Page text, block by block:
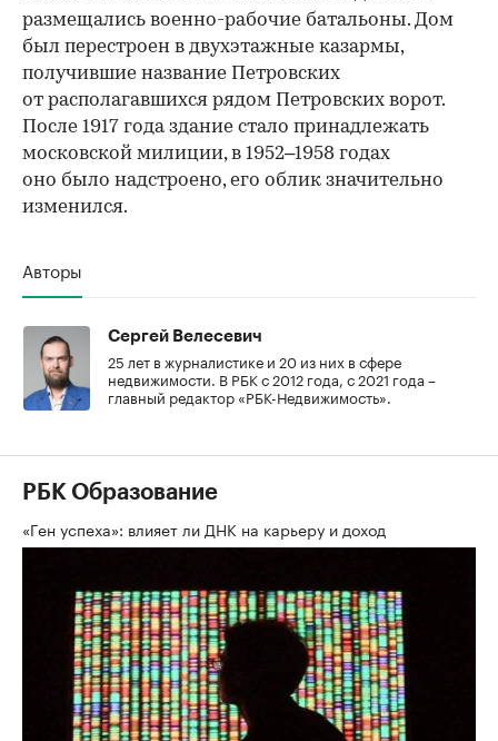
размещались военно-рабочие батальоны. Дом
был перестроен в двухэтажные казармы,
получившие название Петровских
от располагавшихся рядом Петровских ворот.
После 1917 года здание стало принадлежать
московской милиции, в 1952–1958 годах
оно было надстроено, его облик значительно
изменился.
Авторы
Сергей Велесевич
25 лет в журналистике и 20 из них в сфере
недвижимости. В РБК с 2012 года, с 2021 года –
главный редактор «РБК-Недвижимость».
РБК Образование
«Ген успеха»: влияет ли ДНК на карьеру и доход